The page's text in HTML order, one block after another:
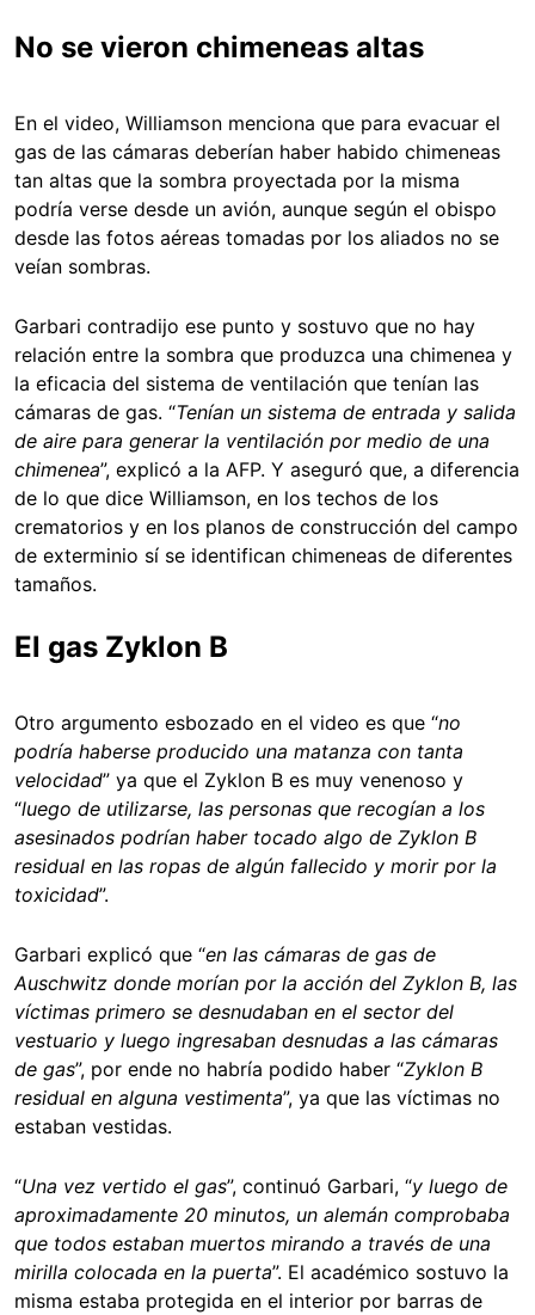
No se vieron chimeneas altas
En el video, Williamson menciona que para evacuar el
gas de las cámaras deberían haber habido chimeneas
tan altas que la sombra proyectada por la misma
podría verse desde un avión, aunque según el obispo
desde las fotos aéreas tomadas por los aliados no se
veían sombras.
Garbari contradijo ese punto y sostuvo que no hay
relación entre la sombra que produzca una chimenea y
la eficacia del sistema de ventilación que tenían las
cámaras de gas. “Tenían un sistema de entrada y salida
de aire para generar la ventilación por medio de una
chimenea”, explicó a la AFP. Y aseguró que, a diferencia
de lo que dice Williamson, en los techos de los
crematorios y en los planos de construcción del campo
de exterminio sí se identifican chimeneas de diferentes
tamaños.
El gas Zyklon B
Otro argumento esbozado en el video es que “no
podría haberse producido una matanza con tanta
velocidad” ya que el Zyklon B es muy venenoso y
“luego de utilizarse, las personas que recogían a los
asesinados podrían haber tocado algo de Zyklon B
residual en las ropas de algún fallecido y morir por la
toxicidad”.
Garbari explicó que “en las cámaras de gas de
Auschwitz donde morían por la acción del Zyklon B, las
víctimas primero se desnudaban en el sector del
vestuario y luego ingresaban desnudas a las cámaras
de gas”, por ende no habría podido haber “Zyklon B
residual en alguna vestimenta”, ya que las víctimas no
estaban vestidas.
“Una vez vertido el gas”, continuó Garbari, “y luego de
aproximadamente 20 minutos, un alemán comprobaba
que todos estaban muertos mirando a través de una
mirilla colocada en la puerta”. El académico sostuvo la
misma estaba protegida en el interior por barras de